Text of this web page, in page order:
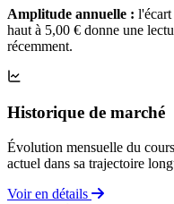
Amplitude annuelle :
haut à 5,00 € donne une
récemment.
Historique de marché
Évolution mensuelle du
actuel dans sa trajectoire